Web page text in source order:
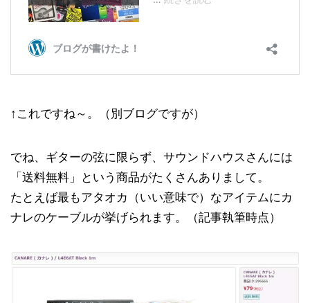
↑これですね～。（別ブログですが）
でね、ギターの弦に限らず、サウンドハウスさんには
「送料無料」という商品がたくさんありまして。
たとえば最もアタオカ（いい意味で）なアイテムにカ
ナレのケーブルが挙げられます。（記事執筆時点）